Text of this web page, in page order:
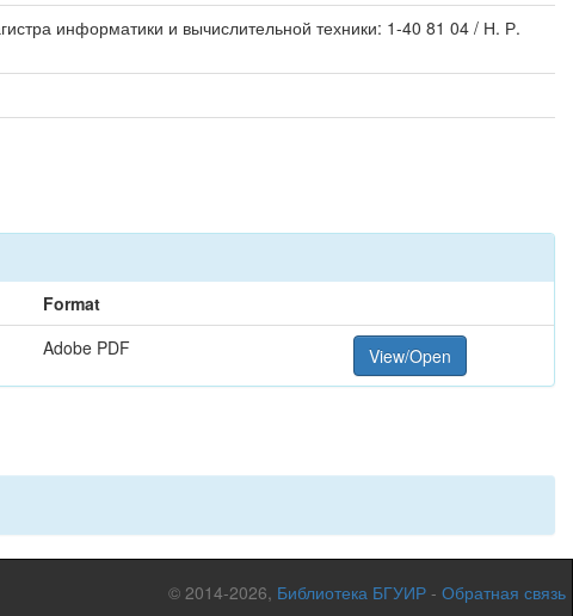
информатики и вычислительной техники: 1-40 81 04 / Н. Р.
Format
Adobe PDF View/Open
© 2014-2026, Библиотека БГУИР - Обратная связь